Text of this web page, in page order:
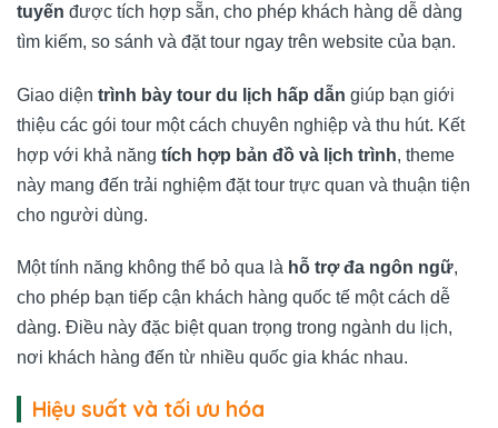
tuyến được tích hợp sẵn, cho phép khách hàng dễ dàng
tìm kiếm, so sánh và đặt tour ngay trên website của bạn.
Giao diện trình bày tour du lịch hấp dẫn giúp bạn giới
thiệu các gói tour một cách chuyên nghiệp và thu hút. Kết
hợp với khả năng tích hợp bản đồ và lịch trình, theme
này mang đến trải nghiệm đặt tour trực quan và thuận tiện
cho người dùng.
Một tính năng không thể bỏ qua là hỗ trợ đa ngôn ngữ,
cho phép bạn tiếp cận khách hàng quốc tế một cách dễ
dàng. Điều này đặc biệt quan trọng trong ngành du lịch,
nơi khách hàng đến từ nhiều quốc gia khác nhau.
Hiệu suất và tối ưu hóa